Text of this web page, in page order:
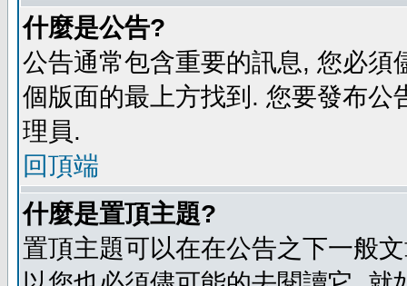
什麼是公告?
公告通常包含重要的訊息, 您必
個版面的最上方找到. 您要發布
理員.
回頂端
什麼是置頂主題?
置頂主題可以在在公告之下一般